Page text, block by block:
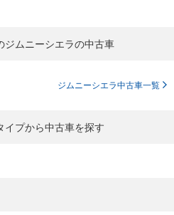
ジムニーシエラの中古車
ジムニーシエラ中古車一覧
イプから中古車を探す